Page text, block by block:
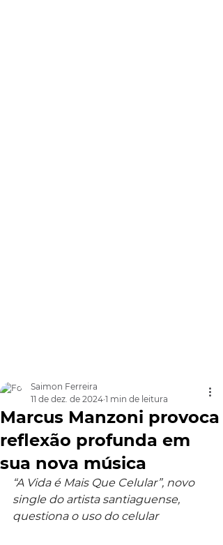
Marcus Manzoni provoca
reflexão profunda em
sua nova música
Saimon Ferreira
11 de dez. de 2024 1 min de leitura
“A Vida é Mais Que Celular”, novo
single do artista santiaguense,
questiona o uso do celular